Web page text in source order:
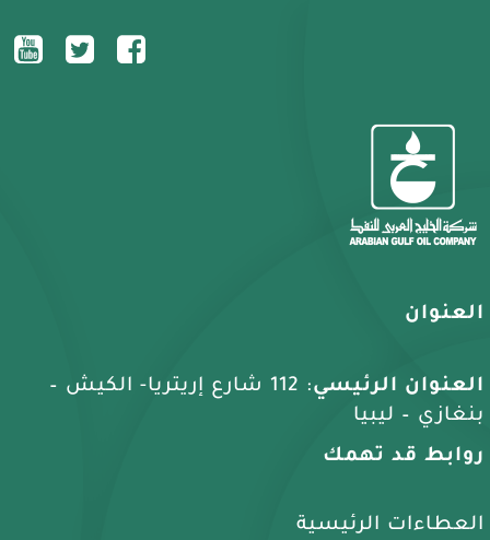
العنوان
العنوان الرئيسي
: 112 شارع إريتريا- الكيش –
بنغازي – ليبيا
روابط قد تهمك
العطاءات الرئيسية